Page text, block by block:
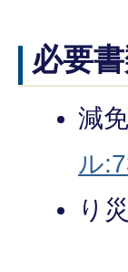
必要
減
ル
り